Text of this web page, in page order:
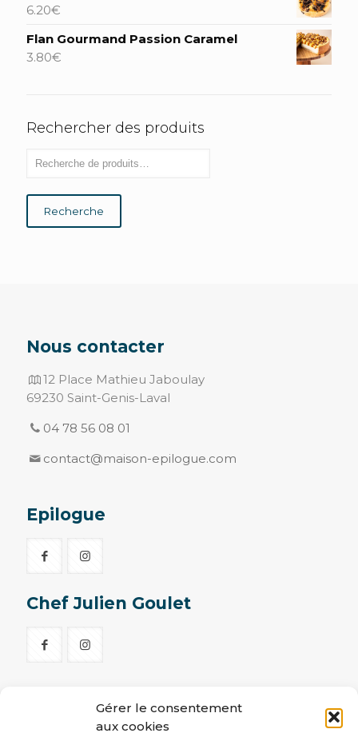
Gérer le consentement
aux cookies
6.20€
Flan Gourmand Passion Caramel
3.80€
Rechercher des produits
Recherche
Nous contacter
12 Place Mathieu Jaboulay
69230 Saint-Genis-Laval
04 78 56 08 01
contact@maison-epilogue.com
Epilogue
Chef Julien Goulet